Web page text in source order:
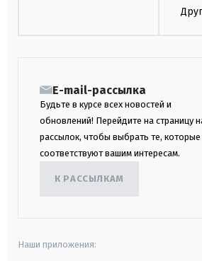
E-mail-рассылка
Будьте в курсе всех новостей и
обновлений! Перейдите на страницу
рассылок, чтобы выбрать те, которые
соответствуют вашим интересам.
К РАССЫЛКАМ
Наши приложения: